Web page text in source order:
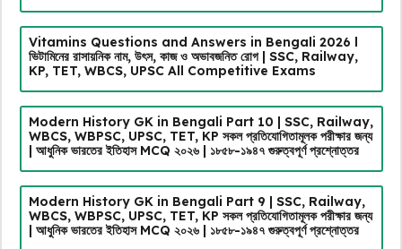
Vitamins Questions and Answers in Bengali 2026 l
ভিটামিনের রাসায়নিক নাম, উৎস, কাজ ও অভাবজনিত রোগ | SSC, Railway,
KP, TET, WBCS, UPSC All Competitive Exams
Modern History GK in Bengali Part 10 | SSC, Railway,
WBCS, WBPSC, UPSC, TET, KP সকল প্রতিযোগিতামূলক পরীক্ষার জন্য
| আধুনিক ভারতের ইতিহাস MCQ ২০২৬ | ১৮৫৮-১৯৪৭ গুরুত্বপূর্ণ প্রশ্নোত্তর
Modern History GK in Bengali Part 9 | SSC, Railway,
WBCS, WBPSC, UPSC, TET, KP সকল প্রতিযোগিতামূলক পরীক্ষার জন্য
| আধুনিক ভারতের ইতিহাস MCQ ২০২৬ | ১৮৫৮-১৯৪৭ গুরুত্বপূর্ণ প্রশ্নোত্তর